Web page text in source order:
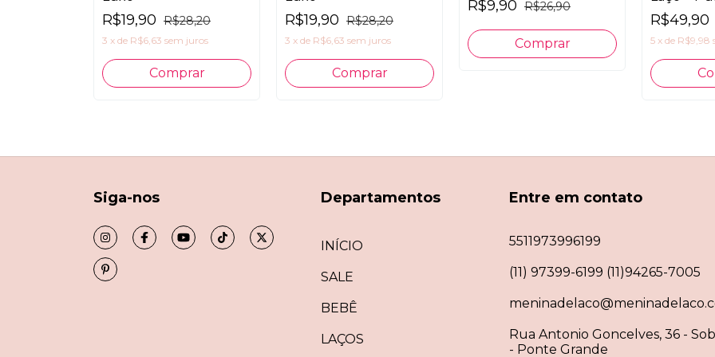
R$19,90 R$28,20
3 x de R$6,63 sem juros
R$19,90 R$28,20
3 x de R$6,63 sem juros
R$9,90 R$26,90
R$49,90
5 x de R$9,98
Siga-nos Departamentos
INÍCIO
SALE
BEBÊ
LAÇOS
Entre em contato
5511973996199
(11) 97399-6199 (11)94265-7005
Rua Antonio Goncelves, 36 -
- Ponte Grande